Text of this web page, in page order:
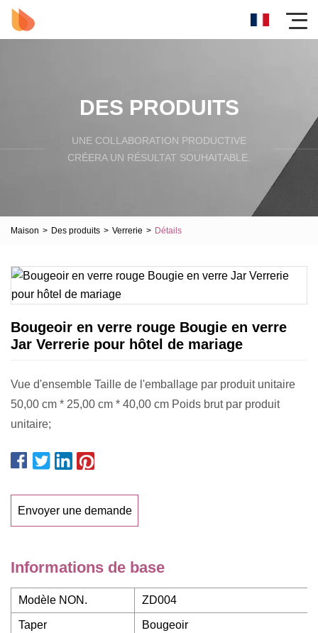
DES PRODUITS
UNE COLLABORATION PRODUCTIVE
CRÉERA UN RÉSULTAT SOUHAITABLE.
Maison > Des produits > Verrerie > Détails
Bougeoir en verre rouge Bougie en verre
Jar Verrerie pour hôtel de mariage
Vue d'ensemble Taille de l'emballage par produit unitaire
50,00 cm * 25,00 cm * 40,00 cm Poids brut par produit
unitaire;
Envoyer une demande
Informations de base
Modèle NON. ZD004
Taper Bougeoir